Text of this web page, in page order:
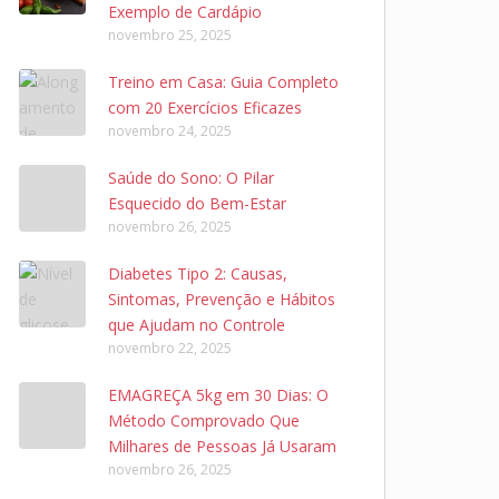
Exemplo de Cardápio
novembro 25, 2025
Treino em Casa: Guia Completo
com 20 Exercícios Eficazes
novembro 24, 2025
Saúde do Sono: O Pilar
Esquecido do Bem-Estar
novembro 26, 2025
Diabetes Tipo 2: Causas,
Sintomas, Prevenção e Hábitos
que Ajudam no Controle
novembro 22, 2025
EMAGREÇA 5kg em 30 Dias: O
Método Comprovado Que
Milhares de Pessoas Já Usaram
novembro 26, 2025